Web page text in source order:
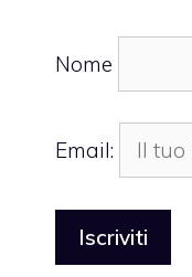
Nome
Email: